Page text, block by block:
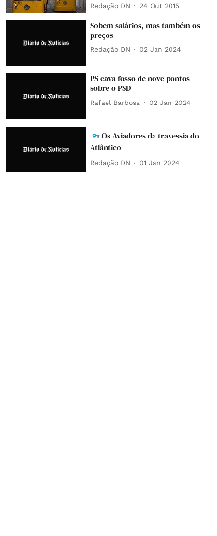
Redação DN 24 Out 2015
Sobem salários, mas também os
preços
Redação DN 02 Jan 2024
PS cava fosso de nove pontos
sobre o PSD
Rafael Barbosa 02 Jan 2024
Os Aviadores da travessia do
Atlântico
Redação DN 01 Jan 2024